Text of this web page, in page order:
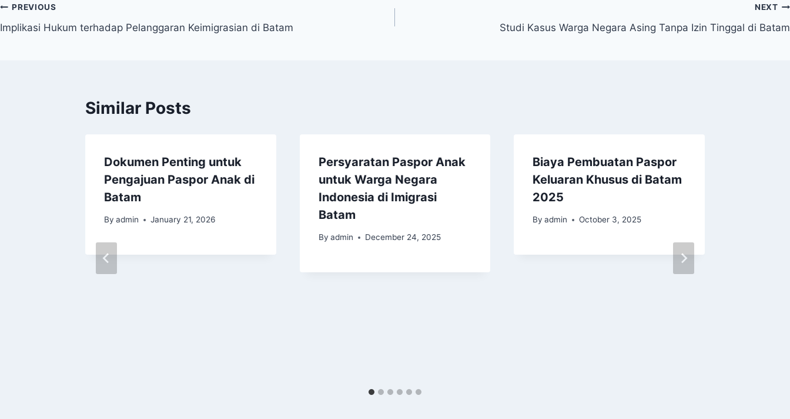
Post
navigation
PREVIOUS
Implikasi Hukum terhadap Pelanggaran Keimigrasian di Batam
NEXT
Studi Kasus Warga Negara Asing Tanpa Izin Tinggal di Batam
Similar Posts
Dokumen Penting untuk
Pengajuan Paspor Anak di
Batam
By admin January 21, 2026
Persyaratan Paspor Anak
untuk Warga Negara
Indonesia di Imigrasi
Batam
By admin December 24, 2025
Biaya Pembuatan Paspor
Keluaran Khusus di Batam
2025
By admin October 3, 2025